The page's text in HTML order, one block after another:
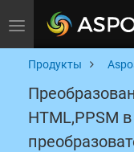
Toggle navigation
Продукты
HTML,PPSM